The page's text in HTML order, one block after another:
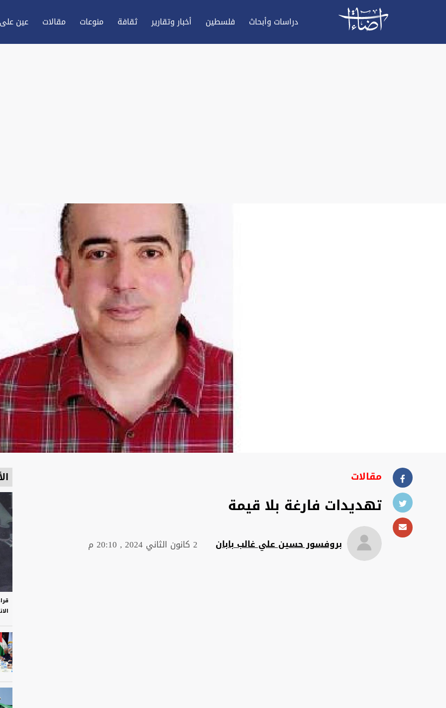
دراسات وأبحاث فلسطين أخبار وتقارير ثقافة منوعات مقالات عين
مقالات
تهديدات فارغة بلا قيمة
بروفسور حسين علي غالب بابان 2 كانون الثاني 2024 , 20:10 م